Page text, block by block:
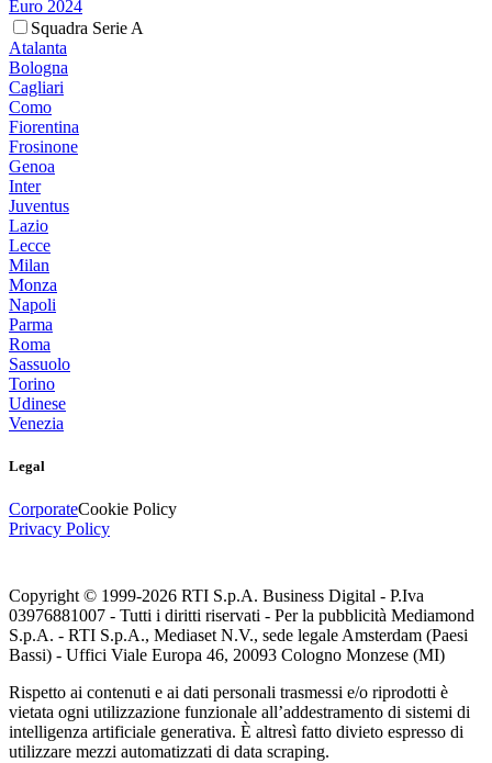
Euro 2024
Squadra Serie A
Atalanta
Bologna
Cagliari
Como
Fiorentina
Frosinone
Genoa
Inter
Juventus
Lazio
Lecce
Milan
Monza
Napoli
Parma
Roma
Sassuolo
Torino
Udinese
Venezia
Legal
CorporateCookie Policy
Privacy Policy
Copyright © 1999-2026 RTI S.p.A. Business Digital - P.Iva
03976881007 - Tutti i diritti riservati - Per la pubblicità Mediamond
S.p.A. - RTI S.p.A., Mediaset N.V., sede legale Amsterdam (Paesi
Bassi) - Uffici Viale Europa 46, 20093 Cologno Monzese (MI)
Rispetto ai contenuti e ai dati personali trasmessi e/o riprodotti è
vietata ogni utilizzazione funzionale all’addestramento di sistemi di
intelligenza artificiale generativa. È altresì fatto divieto espresso di
utilizzare mezzi automatizzati di data scraping.